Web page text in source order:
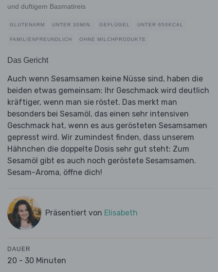
und duftigem Basmatireis
GLUTENARM UNTER 30MIN. GEFLÜGEL UNTER 650KCAL
FAMILIENFREUNDLICH OHNE MILCHPRODUKTE
Das Gericht
Auch wenn Sesamsamen keine Nüsse sind, haben die
beiden etwas gemeinsam: Ihr Geschmack wird deutlich
kräftiger, wenn man sie röstet. Das merkt man
besonders bei Sesamöl, das einen sehr intensiven
Geschmack hat, wenn es aus gerösteten Sesamsamen
gepresst wird. Wir zumindest finden, dass unserem
Hähnchen die doppelte Dosis sehr gut steht: Zum
Sesamöl gibt es auch noch geröstete Sesamsamen.
Sesam-Aroma, öffne dich!
Präsentiert von Elisabeth
DAUER
20 - 30 Minuten